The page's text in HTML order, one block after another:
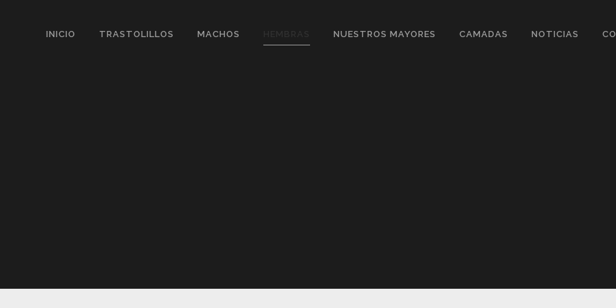
INICIO TRASTOLILLOS MACHOS NUESTROS MAYORES CAMADAS NOTICIAS